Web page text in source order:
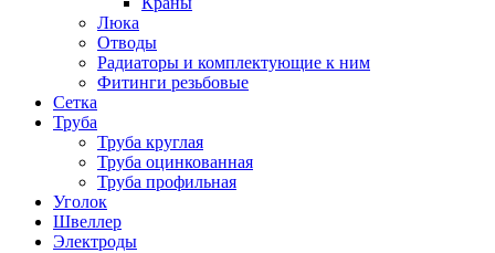
Люка
Отводы
Радиаторы и комплектующие к ним
Фитинги резьбовые
Сетка
Труба
Труба круглая
Труба оцинкованная
Труба профильная
Уголок
Швеллер
Электроды